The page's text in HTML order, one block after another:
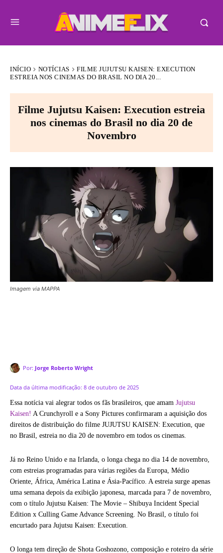
INÍCIO NOTÍCIAS
FILME JUJUTSU KAISEN: EXECUTION
ESTREIA NOS CINEMAS DO BRASIL NO DIA 20...
Filme Jujutsu Kaisen: Execution estreia
nos cinemas do Brasil no dia 20 de
Novembro
Imagem via MAPPA
Por: Jorge Roberto Wright
Data da última modificação: 8 de outubro de 2025
Essa notícia vai alegrar todos os fãs brasileiros, que amam Jujutsu
Kaisen! A Crunchyroll e a Sony Pictures confirmaram a aquisição dos
direitos de distribuição do filme JUJUTSU KAISEN: Execution, que
no Brasil, estreia no dia 20 de novembro em todos os cinemas.
Já no Reino Unido e na Irlanda, o longa chega no dia 14 de novembro,
com estreias programadas para várias regiões da Europa, Médio
Oriente, África, América Latina e Ásia-Pacífico. A estreia surge apenas
uma semana depois da exibição japonesa, marcada para 7 de novembro,
com o título Jujutsu Kaisen: The Movie – Shibuya Incident Special
Edition x Culling Game Advance Screening. No Brasil, o título foi
encurtado para Jujutsu Kaisen: Execution.
O longa tem direção de Shota Goshozono, composição e roteiro da série